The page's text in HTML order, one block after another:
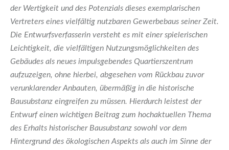
der Wertigkeit und des Potenzials dieses exemplarischen
Vertreters eines vielfältig nutzbaren Gewerbebaus seiner Zeit.
Die Entwurfsverfasserin versteht es mit einer spielerischen
Leichtigkeit, die vielfältigen Nutzungsmöglichkeiten des
Gebäudes als neues impulsgebendes Quartierszentrum
aufzuzeigen, ohne hierbei, abgesehen vom Rückbau zuvor
verunklarender Anbauten, übermäßig in die historische
Bausubstanz eingreifen zu müssen. Hierdurch leistest der
Entwurf einen wichtigen Beitrag zum hochaktuellen Thema
des Erhalts historischer Bausubstanz sowohl vor dem
Hintergrund des ökologischen Aspekts als auch im Sinne der